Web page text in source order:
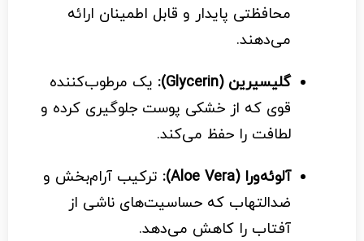
محافظتی پایدار و قابل اطمینان ارائه
می‌دهند.
گلیسیرین (Glycerin):
یک مرطوب‌کننده
قوی که از خشکی پوست جلوگیری کرده و
لطافت را حفظ می‌کند.
آلوئه‌ورا (Aloe Vera):
ترکیب آرام‌بخش و
ضدالتهاب که حساسیت‌های ناشی از
آفتاب را کاهش می‌دهد.